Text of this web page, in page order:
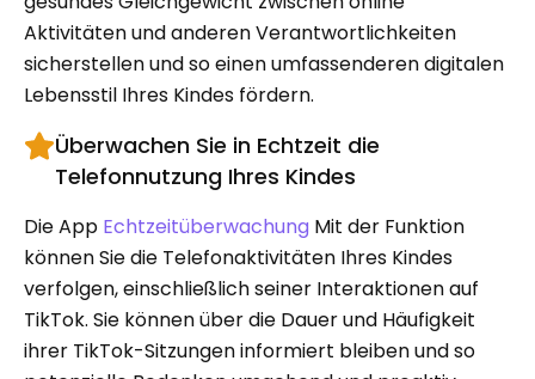
Aktivitäten und anderen Verantwortlichkeiten
sicherstellen und so einen umfassenderen digitalen
Lebensstil Ihres Kindes fördern.
Überwachen Sie in Echtzeit die
Telefonnutzung Ihres Kindes
Die App Echtzeitüberwachung Mit der Funktion
können Sie die Telefonaktivitäten Ihres Kindes
verfolgen, einschließlich seiner Interaktionen auf
TikTok. Sie können über die Dauer und Häufigkeit
ihrer TikTok-Sitzungen informiert bleiben und so